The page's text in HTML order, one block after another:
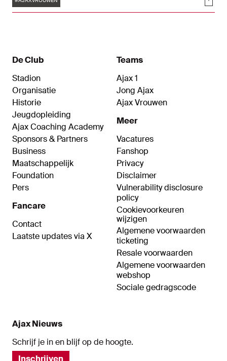
Vrouwen Eredivisie.
De Club
Stadion
Organisatie
Historie
Jeugdopleiding
Ajax Coaching Academy
Sponsors & Partners
Business
Maatschappelijk
Foundation
Pers
Fancare
Contact
Laatste updates via X
Teams
Ajax 1
Jong Ajax
Ajax Vrouwen
Meer
Vacatures
Fanshop
Privacy
Disclaimer
Vulnerability disclosure
policy
Cookievoorkeuren
wijzigen
Algemene voorwaarden
ticketing
Resale voorwaarden
Algemene voorwaarden
webshop
Sociale gedragscode
Ajax Nieuws
Schrijf je in en blijf op de hoogte.
Inschrijven